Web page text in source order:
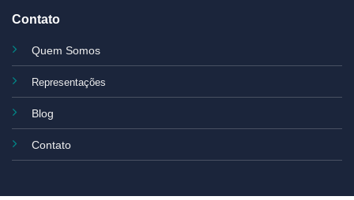
Contato
Quem Somos
Representações
Blog
Contato